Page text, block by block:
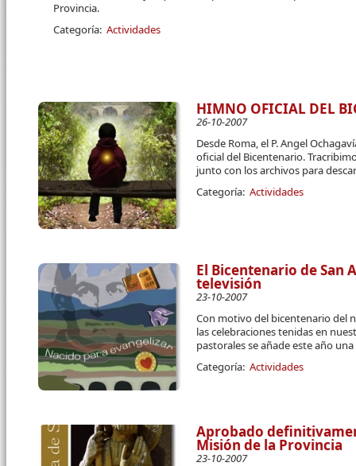
Provincia.
Categoría: Actividades
HIMNO OFICIAL DEL
26-10-2007
Desde Roma, el P. Angel
oficial del Bicentenario.
junto con los archivos para
Categoría: Actividades
El Bicentenario de San
televisión
23-10-2007
Con motivo del bicentenario del
las celebraciones tenidas en
pastorales se añade este año
Categoría: Actividades
Aprobado
Misión de la Provincia
23-10-2007